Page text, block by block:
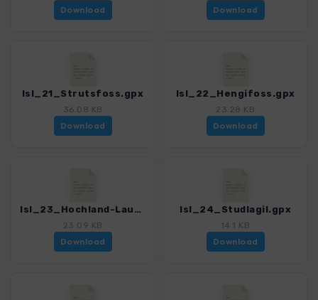
Download
Download
Isl_21_Strutsfoss.gpx
36.08 KB
Download
Isl_22_Hengifoss.gpx
23.28 KB
Download
Isl_23_Hochland-Laugarfell.gpx
23.09 KB
Download
Isl_24_Studlagil.gpx
14.1 KB
Download